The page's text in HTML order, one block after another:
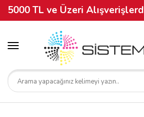
5000 TL ve Üzeri
Toggle
navigation